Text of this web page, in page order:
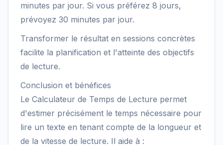
minutes par jour. Si vous préférez 8 jours,
prévoyez 30 minutes par jour.
Transformer le résultat en sessions concrètes
facilite la planification et l'atteinte des objectifs
de lecture.
Conclusion et bénéfices
Le Calculateur de Temps de Lecture permet
d'estimer précisément le temps nécessaire pour
lire un texte en tenant compte de la longueur et
de la vitesse de lecture. Il aide à :